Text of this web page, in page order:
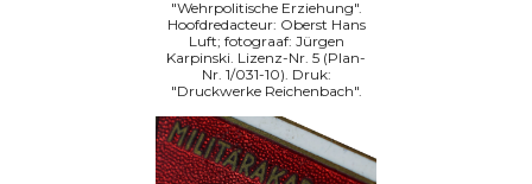
"Wehrpolitische Erziehung".
Hoofdredacteur: Oberst Hans
Luft; fotograaf: Jürgen
Karpinski. Lizenz-Nr. 5 (Plan-
Nr. 1/031-10). Druk:
"Druckwerke Reichenbach".